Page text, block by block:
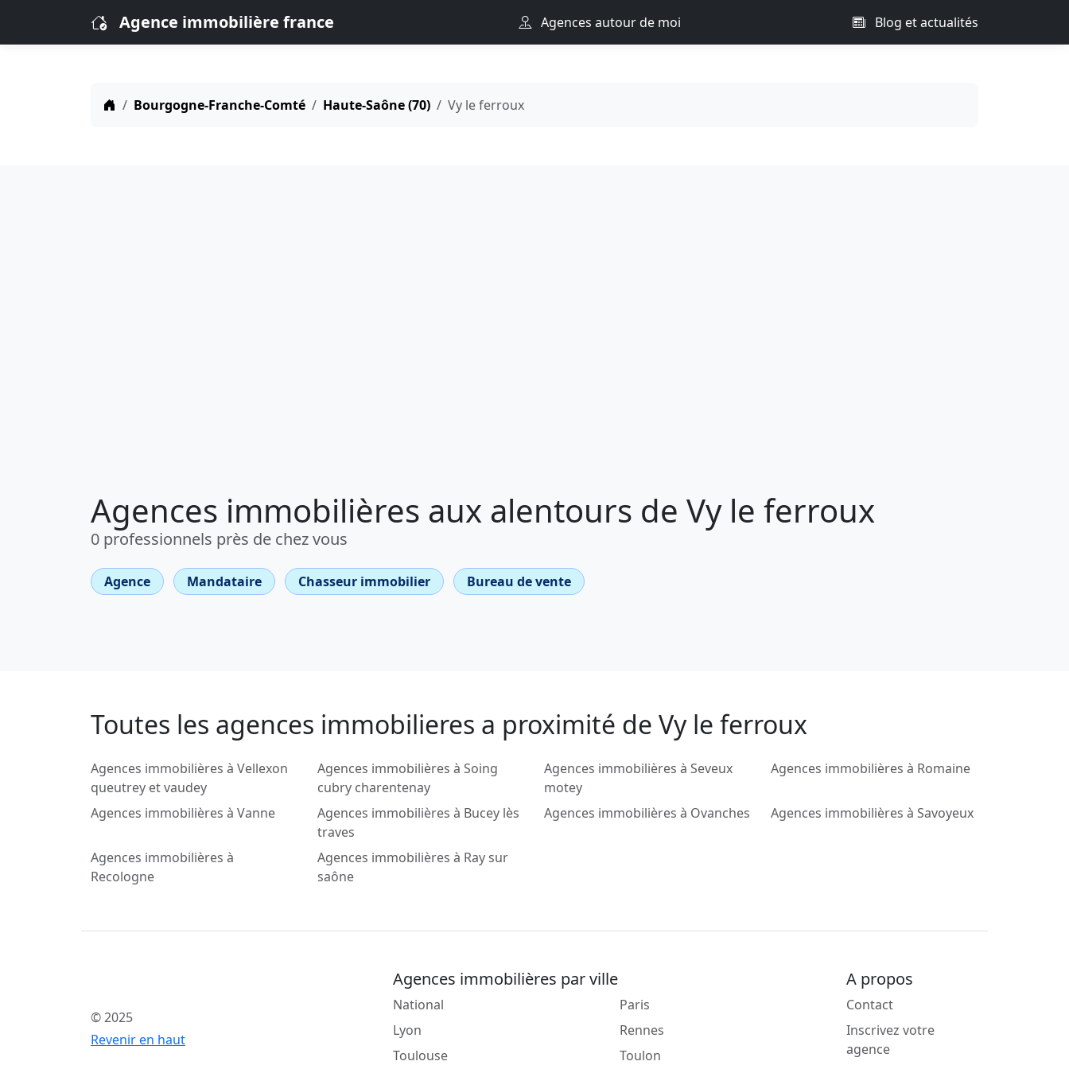
Agence immobilière france Agences autour de moi Blog et actualités
Bourgogne-Franche-Comté Haute-Saône (70) Vy le ferroux
Agences immobilières aux alentours de Vy le ferroux
0 professionnels près de chez vous
Agence Mandataire Chasseur immobilier Bureau de vente
Toutes les agences immobilieres a proximité de Vy le ferroux
Agences immobilières à Vellexon
queutrey et vaudey
Agences immobilières à Soing
cubry charentenay
Agences immobilières à Seveux
motey
Agences immobilières à Romaine
Agences immobilières à Vanne
Agences immobilières à Bucey lès
traves
Agences immobilières à Ovanches Agences immobilières à Savoyeux
Agences immobilières à
Recologne
Agences immobilières à Ray sur
saône
© 2025
Revenir en haut
Agences immobilières par ville
National
Lyon
Toulouse
Paris
Rennes
Toulon
A propos
Contact
Inscrivez votre
agence